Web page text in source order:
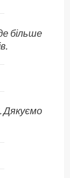
більше
Дякуємо